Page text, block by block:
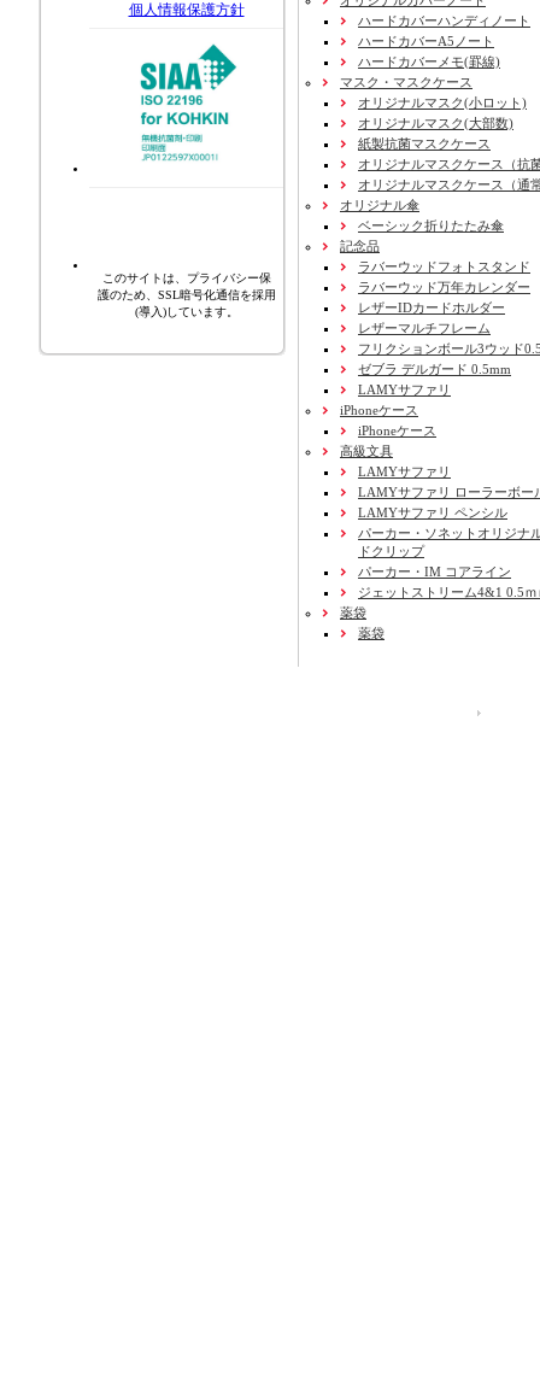
個人情報保護方針
このサイトは、プライバシー保
護のため、SSL暗号化通信を採用
(導入)しています。
ハードカバーハンディノート
ハードカバーA5ノート
ハードカバーメモ(罫線)
マスク・マスクケース
オリジナルマスク(小ロット)
オリジナルマスク(大部数)
紙製抗菌マスクケース
オリジナルマスクケース（抗
オリジナルマスクケース（通
オリジナル傘
ベーシック折りたたみ傘
記念品
ラバーウッドフォトスタンド
ラバーウッド万年カレンダー
レザーIDカードホルダー
レザーマルチフレーム
フリクションボール3ウッド
ゼブラ デルガード 0.5mm
LAMYサファリ
iPhoneケース
iPhoneケース
高級文具
LAMYサファリ
LAMYサファリ ローラーボー
LAMYサファリ ペンシル
パーカー・ソネットオリジナ
ドクリップ
パーカー・IM コアライン
ジェットストリーム4&1 0.5ｍ
薬袋
薬袋